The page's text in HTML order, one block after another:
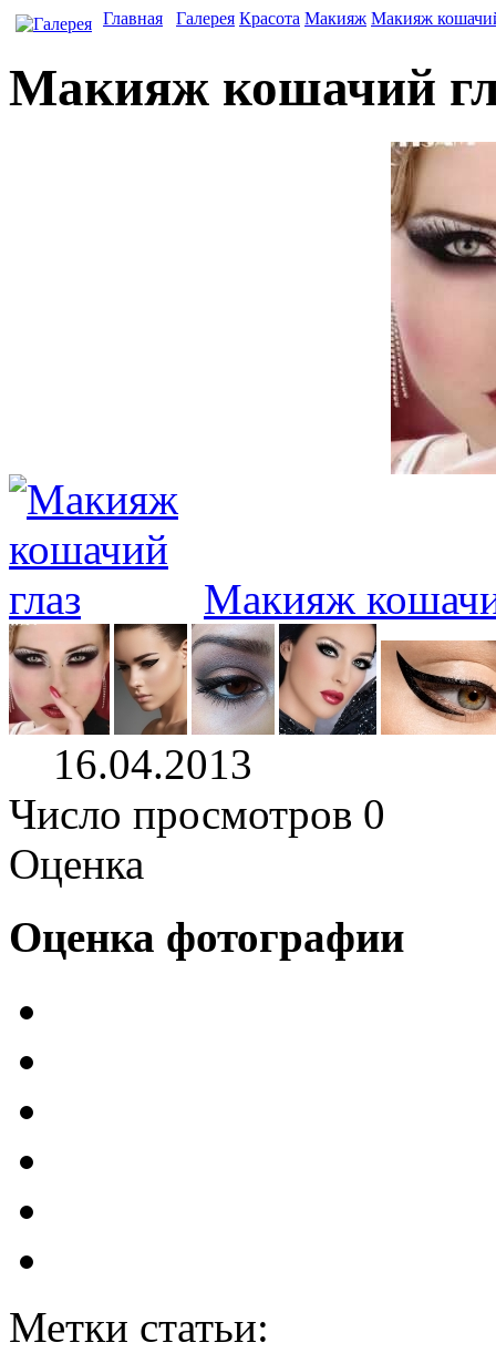
Главная Галерея Красота Макияж Макияж
Макияж кошачий
Макияж
16.04.2013
Число просмотров 0
Оценка
Оценка фотографии
Метки статьи: